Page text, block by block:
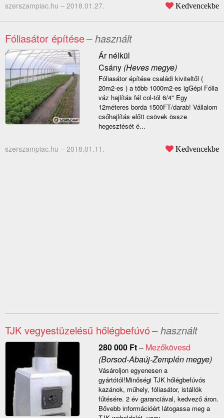
szerszampiac.hu – 2018.01.27. Kedvencekbe
Fóliasátor építése– használt
Ár nélkül
Csány(Heves megye)
Fóliasátor építése családi kiviteltől (
20m2-es ) a több 1000m2-es igGépi Fólia
váz hajlítás fél col-tól 6/4" Egy
12méteres borda 1500FT/darab! Vállalom
csőhajlítás előtt csövek össze
hegesztését é...
szerszampiac.hu – 2018.01.11. Kedvencekbe
TJK vegyestüzelésű hőlégbefúvó– használt
280 000 Ft– Mezőkövesd
(Borsod-Abaúj-Zemplén megye)
Vásároljon egyenesen a
gyártótól!Minőségi TJK hőlégbefúvós
kazánok, műhely, fóliasátor, istállók
fűtésére. 2 év garanciával, kedvező áron.
Bővebb információért látogassa meg a